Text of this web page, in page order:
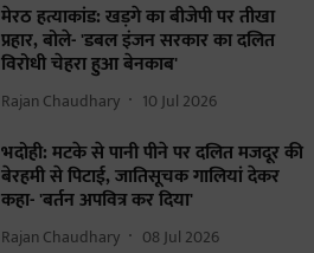
मेरठ हत्याकांड: खड़गे का बीजेपी पर तीखा
प्रहार, बोले- 'डबल इंजन सरकार का दलित
विरोधी चेहरा हुआ बेनकाब'
Rajan Chaudhary 10 Jul 2026
भदोही: मटके से पानी पीने पर दलित मजदूर की
बेरहमी से पिटाई, जातिसूचक गालियां देकर
कहा- 'बर्तन अपवित्र कर दिया'
Rajan Chaudhary 08 Jul 2026